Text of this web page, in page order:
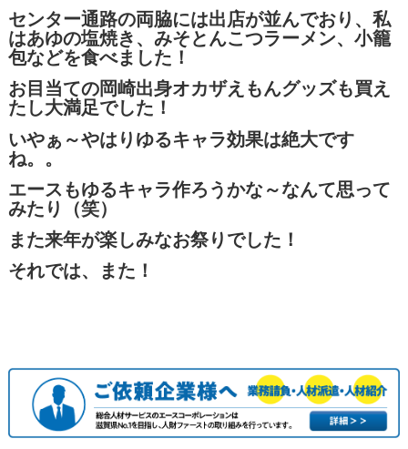
センター通路の両脇には出店が並んでおり、私
はあゆの塩焼き、みそとんこつラーメン、小籠
包などを食べました！
お目当ての岡崎出身オカザえもんグッズも買え
たし大満足でした！
いやぁ～やはりゆるキャラ効果は絶大です
ね。。
エースもゆるキャラ作ろうかな～なんて思って
みたり（笑）
また来年が楽しみなお祭りでした！
それでは、また！